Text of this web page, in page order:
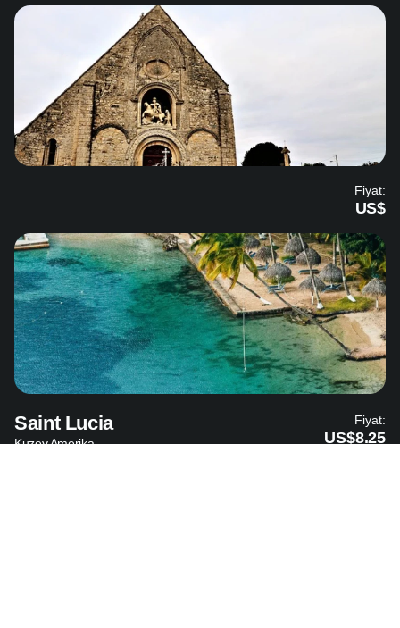
Fiyat:
US$
Saint Lucia
Kuzey Amerika
Fiyat:
US$8.25